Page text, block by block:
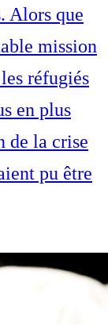
Alors que
mission
réfugiés
en plus
de la crise
pu être